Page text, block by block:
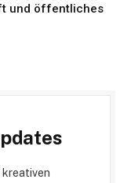
und öffentliches
kreativen